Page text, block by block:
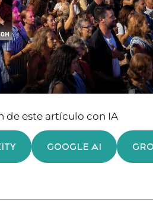
de este artículo con IA
GOOGLE AI